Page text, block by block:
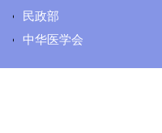
民政部
中华医学会